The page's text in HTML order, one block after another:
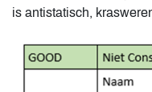
is antistatisch,